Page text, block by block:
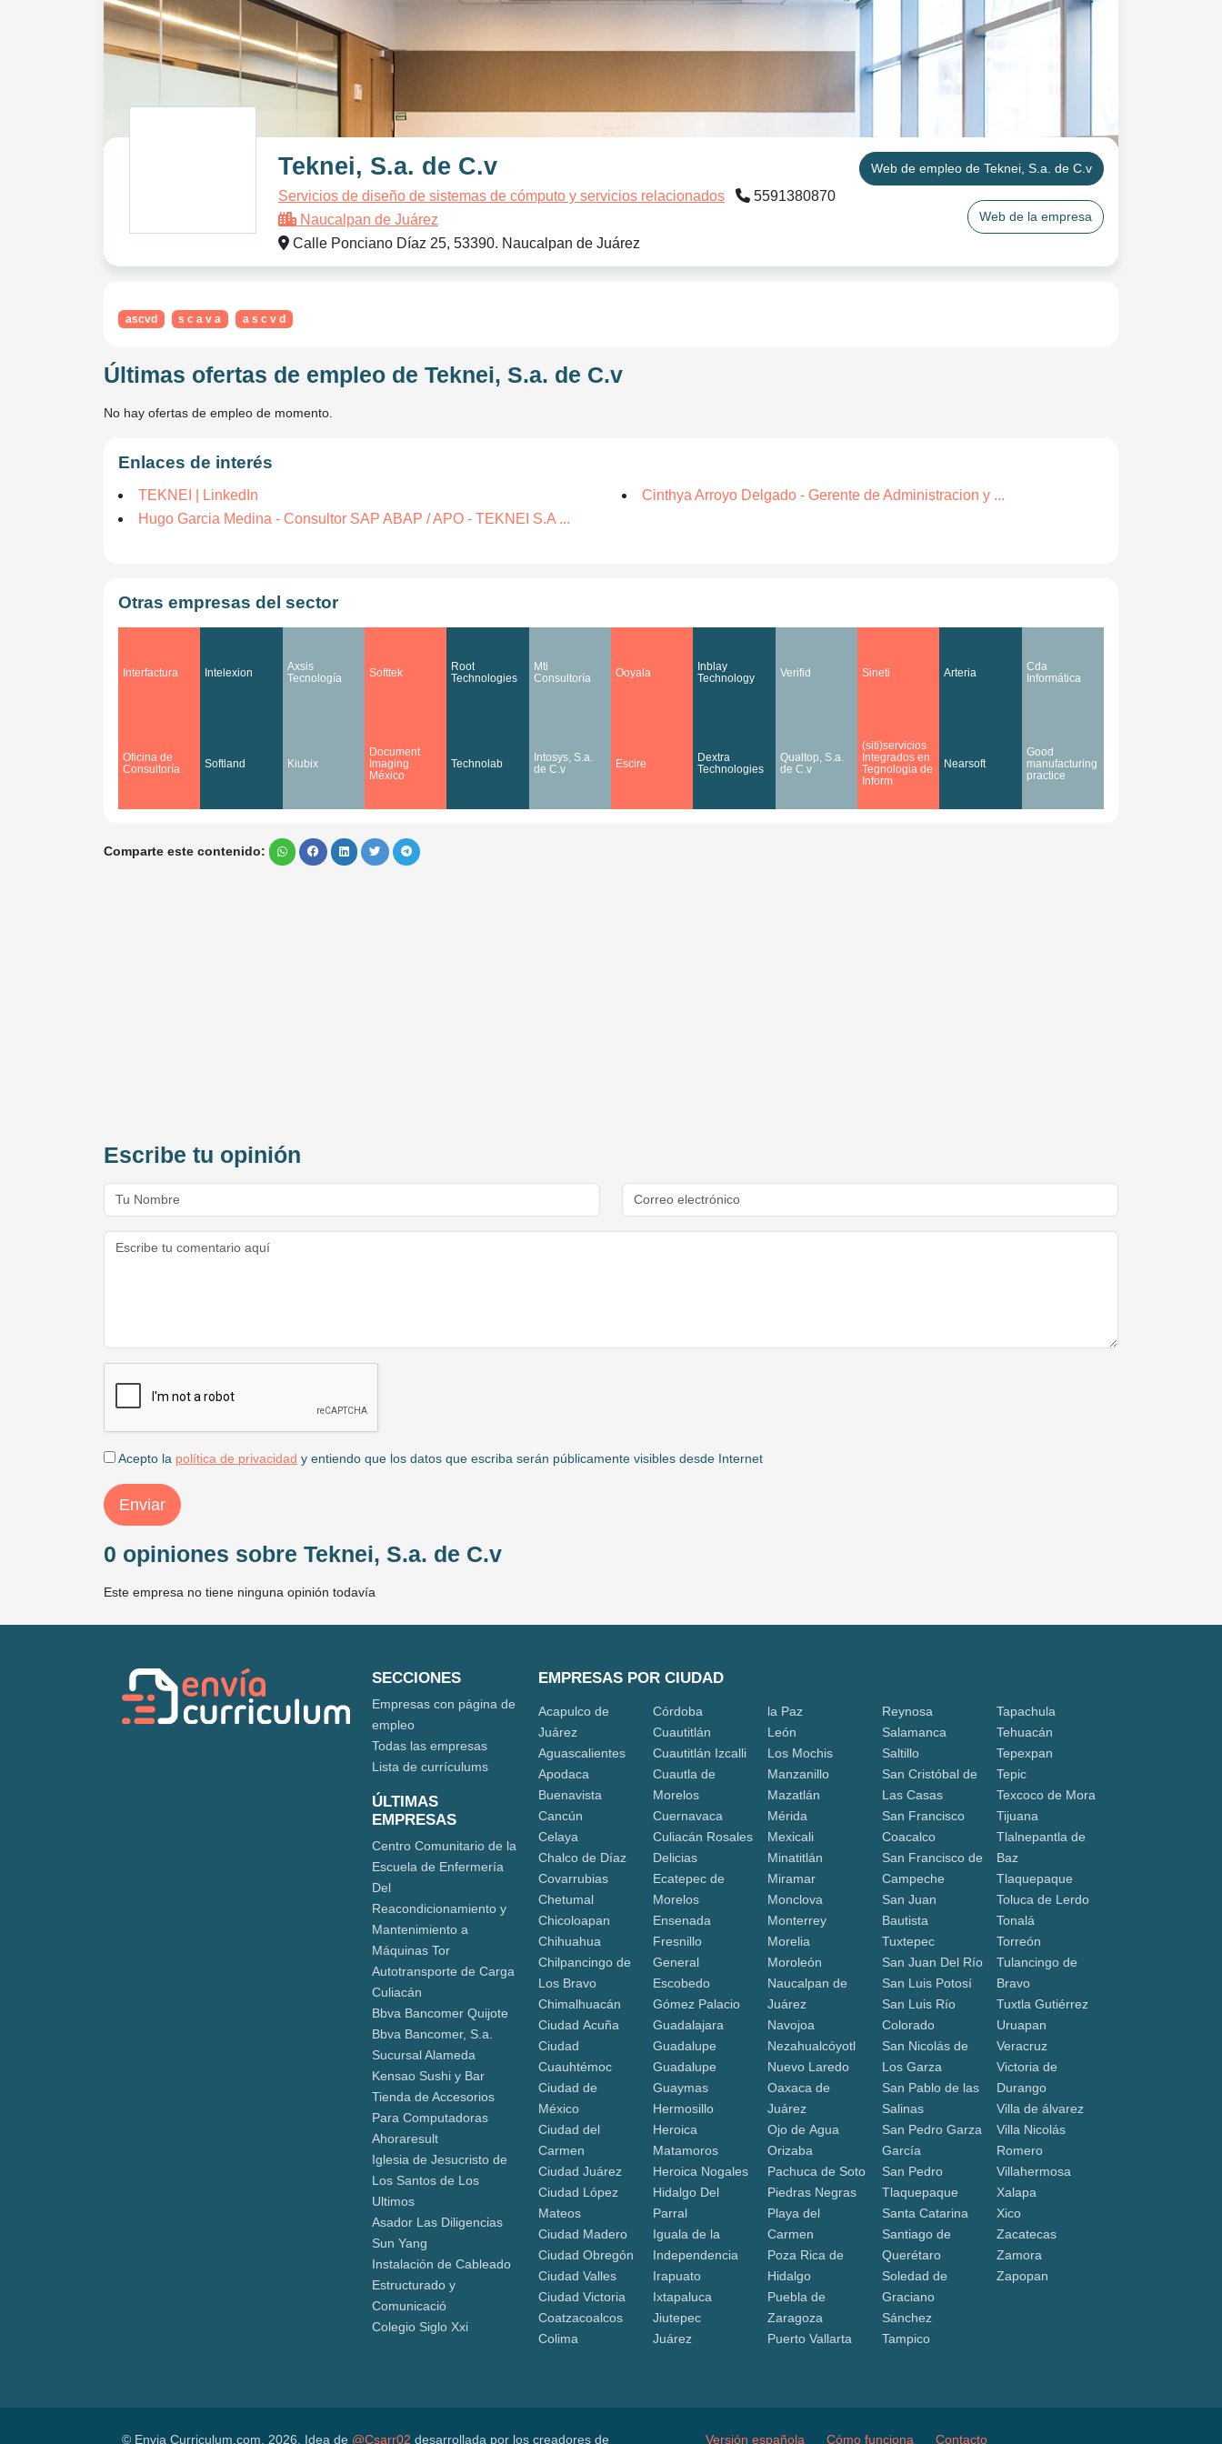
Teknei, S.a. de C.v
Servicios de diseño de sistemas de cómputo y servicios relacionados
5591380870
Naucalpan de Juárez
Calle Ponciano Díaz 25, 53390. Naucalpan de Juárez
Web de empleo de Teknei, S.a. de C.v
Web de la empresa
ascvd s c a v a a s c v d
Últimas ofertas de empleo de Teknei, S.a. de C.v
No hay ofertas de empleo de momento.
Enlaces de interés
TEKNEI | LinkedIn
Cinthya Arroyo Delgado - Gerente de Administracion y ...
Hugo Garcia Medina - Consultor SAP ABAP / APO - TEKNEI S.A ...
Otras empresas del sector
Interfactura Intelexion
Axsis
Tecnología
Softtek
Root
Technologies
Mti
Consultoría
Ooyala
Inblay
Technology
Verifid Sineti Arteria
Cda
Informática
Oficina de
Consultoría
Softland Kiubix
Document
Imaging
México
Technolab
Intosys, S.a.
de C.v
Escire
Dextra
Technologies
Qualtop, S.a.
de C.v
(siti)servicios
Integrados en
Tegnologia de
Inform
Nearsoft
Good
manufacturing
practice
Comparte este contenido:
Escribe tu opinión
Acepto la política de privacidad y entiendo que los datos que escriba serán públicamente visibles desde Internet
Enviar
0 opiniones sobre Teknei, S.a. de C.v
Este empresa no tiene ninguna opinión todavía
SECCIONES
Empresas con página de
empleo
Todas las empresas
Lista de currículums
ÚLTIMAS
EMPRESAS
Centro Comunitario de la
Escuela de Enfermería
Del
Reacondicionamiento y
Mantenimiento a
Máquinas Tor
Autotransporte de Carga
Culiacán
Bbva Bancomer Quijote
Bbva Bancomer, S.a.
Sucursal Alameda
Kensao Sushi y Bar
Tienda de Accesorios
Para Computadoras
Ahoraresult
Iglesia de Jesucristo de
Los Santos de Los
Ultimos
Asador Las Diligencias
Sun Yang
Instalación de Cableado
Estructurado y
Comunicació
Colegio Siglo Xxi
EMPRESAS POR CIUDAD
Acapulco de
Juárez
Aguascalientes
Apodaca
Buenavista
Cancún
Celaya
Chalco de Díaz
Covarrubias
Chetumal
Chicoloapan
Chihuahua
Chilpancingo de
Los Bravo
Chimalhuacán
Ciudad Acuña
Ciudad
Cuauhtémoc
Ciudad de
México
Ciudad del
Carmen
Ciudad Juárez
Ciudad López
Mateos
Ciudad Madero
Ciudad Obregón
Ciudad Valles
Ciudad Victoria
Coatzacoalcos
Colima
Córdoba
Cuautitlán
Cuautitlán Izcalli
Cuautla de
Morelos
Cuernavaca
Culiacán Rosales
Delicias
Ecatepec de
Morelos
Ensenada
Fresnillo
General
Escobedo
Gómez Palacio
Guadalajara
Guadalupe
Guadalupe
Guaymas
Hermosillo
Heroica
Matamoros
Heroica Nogales
Hidalgo Del
Parral
Iguala de la
Independencia
Irapuato
Ixtapaluca
Jiutepec
Juárez
la Paz
León
Los Mochis
Manzanillo
Mazatlán
Mérida
Mexicali
Minatitlán
Miramar
Monclova
Monterrey
Morelia
Moroleón
Naucalpan de
Juárez
Navojoa
Nezahualcóyotl
Nuevo Laredo
Oaxaca de
Juárez
Ojo de Agua
Orizaba
Pachuca de Soto
Piedras Negras
Playa del
Carmen
Poza Rica de
Hidalgo
Puebla de
Zaragoza
Puerto Vallarta
Reynosa
Salamanca
Saltillo
San Cristóbal de
Las Casas
San Francisco
Coacalco
San Francisco de
Campeche
San Juan
Bautista
Tuxtepec
San Juan Del Río
San Luis Potosí
San Luis Río
Colorado
San Nicolás de
Los Garza
San Pablo de las
Salinas
San Pedro Garza
García
San Pedro
Tlaquepaque
Santa Catarina
Santiago de
Querétaro
Soledad de
Graciano
Sánchez
Tampico
Tapachula
Tehuacán
Tepexpan
Tepic
Texcoco de Mora
Tijuana
Tlalnepantla de
Baz
Tlaquepaque
Toluca de Lerdo
Tonalá
Torreón
Tulancingo de
Bravo
Tuxtla Gutiérrez
Uruapan
Veracruz
Victoria de
Durango
Villa de álvarez
Villa Nicolás
Romero
Villahermosa
Xalapa
Xico
Zacatecas
Zamora
Zapopan
© Envia Curriculum.com, 2026. Idea de @Csarr02 desarrollada por los creadores de Versión española Cómo funciona Contacto